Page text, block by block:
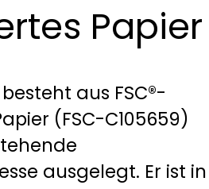
Papier
aus FSC®-
(FSC-C105659)
ausgelegt. Er ist in